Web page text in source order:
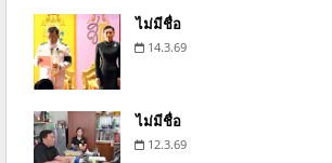
ไม่มีชื่อ
14.3.69
ไม่มีชื่อ
12.3.69